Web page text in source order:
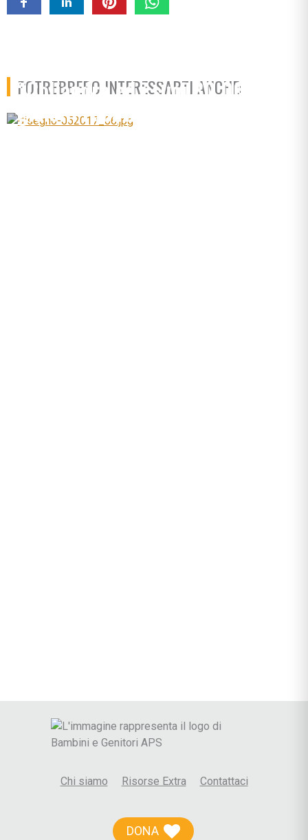
POTREBBERO INTERESSARTI ANCHE:
“Coliandro ed i suoi 30.000
gioielli rubati”
Chi siamo Risorse Extra Contattaci
DONA